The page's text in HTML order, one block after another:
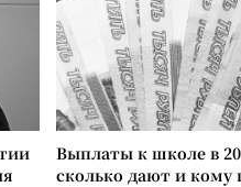
Выплаты к школе в
сколько дают и